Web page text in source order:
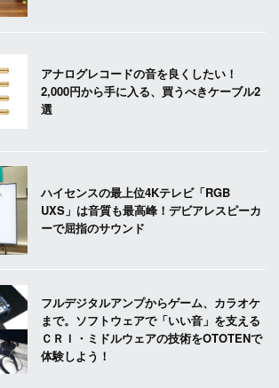
アナログレコードの音を良くしたい！
2,000円から手に入る、買うべきケーブル2
選
ハイセンスの最上位4Kテレビ「RGB
UXS」は音質も最高峰！デビアレスピーカ
ーで屈指のサウンド
フルデジタルアンプからゲーム、カラオケ
まで。ソフトウェアで「いい音」を支える
ＣＲＩ・ミドルウェアの技術をOTOTENで
体験しよう！